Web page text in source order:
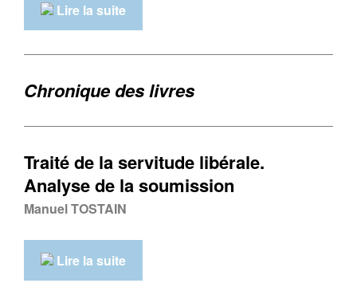
Lire la suite
Chronique des livres
Traité de la servitude libérale.
Analyse de la soumission
Manuel TOSTAIN
Lire la suite